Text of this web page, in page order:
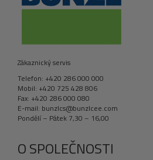
Zákaznický servis
Telefon: +420 286 000 000
Mobil: +420 725 428 806
Fax: +420 286 000 080
E-mail: bunzlcs@bunzlcee.com
Pondělí – Pátek 7,30 – 16,00
O SPOLEČNOSTI